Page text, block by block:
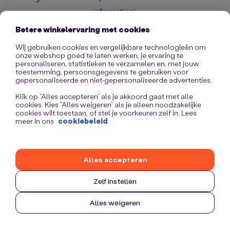
information).
Betere winkelervaring met cookies
Wij gebruiken cookies en vergelijkbare technologieën om
onze webshop goed te laten werken, je ervaring te
personaliseren, statistieken te verzamelen en, met jouw
toestemming, persoonsgegevens te gebruiken voor
gepersonaliseerde en niet-gepersonaliseerde advertenties.
Klik op “Alles accepteren” als je akkoord gaat met alle
cookies. Kies “Alles weigeren” als je alleen noodzakelijke
cookies wilt toestaan, of stel je voorkeuren zelf in. Lees
meer in ons cookiebeleid
Zelf instellen
Alles weigeren
Alles accepteren